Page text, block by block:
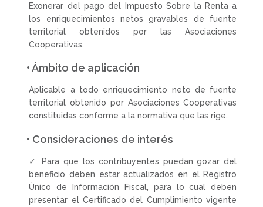
Exonerar del pago del Impuesto Sobre la Renta a
los enriquecimientos netos gravables de fuente
territorial obtenidos por las Asociaciones
Cooperativas.
• Ámbito de aplicación
Aplicable a todo enriquecimiento neto de fuente
territorial obtenido por Asociaciones Cooperativas
constituidas conforme a la normativa que las rige.
• Consideraciones de interés
✓ Para que los contribuyentes puedan gozar del
beneficio deben estar actualizados en el Registro
Único de Información Fiscal, para lo cual deben
presentar el Certificado del Cumplimiento vigente